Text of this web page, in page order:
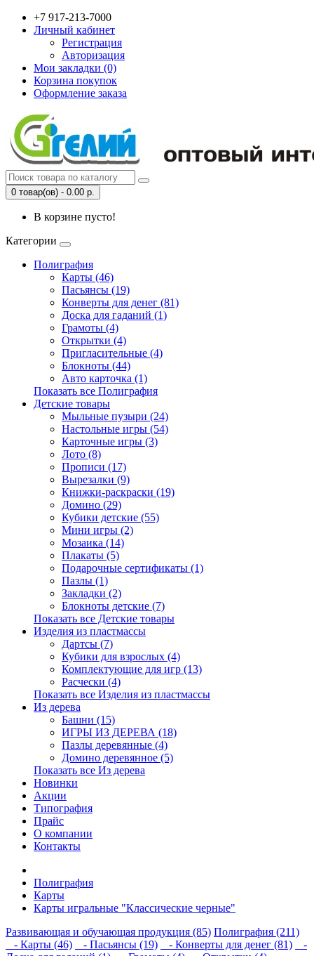
+7 917-213-7000
Личный кабинет
Регистрация
Авторизация
Мои закладки (0)
Корзина покупок
Оформление заказа
0 товар(ов) - 0.00 р.
В корзине пусто!
Категории
Полиграфия
Карты (46)
Пасьянсы (19)
Конверты для денег (81)
Доска для гаданий (1)
Грамоты (4)
Открытки (4)
Пригласительные (4)
Блокноты (44)
Авто карточка (1)
Показать все Полиграфия
Детские товары
Мыльные пузыри (24)
Настольные игры (54)
Карточные игры (3)
Лото (8)
Прописи (17)
Вырезалки (9)
Книжки-раскраски (19)
Домино (29)
Кубики детские (55)
Мини игры (2)
Мозаика (14)
Плакаты (5)
Подарочные сертификаты (1)
Пазлы (1)
Закладки (2)
Блокноты детские (7)
Показать все Детские товары
Изделия из пластмассы
Дартсы (7)
Кубики для взрослых (4)
Комплектующие для игр (13)
Расчески (4)
Показать все Изделия из пластмассы
Из дерева
Башни (15)
ИГРЫ ИЗ ДЕРЕВА (18)
Пазлы деревянные (4)
Домино деревянное (5)
Показать все Из дерева
Новинки
Акции
Типография
Прайс
О компании
Контакты
Полиграфия
Карты
Карты игральные "Классические черные"
Развивающая и обучающая продукция (85) Полиграфия (211)
- Карты (46)
- Пасьянсы (19) - Конверты для денег (81)
-